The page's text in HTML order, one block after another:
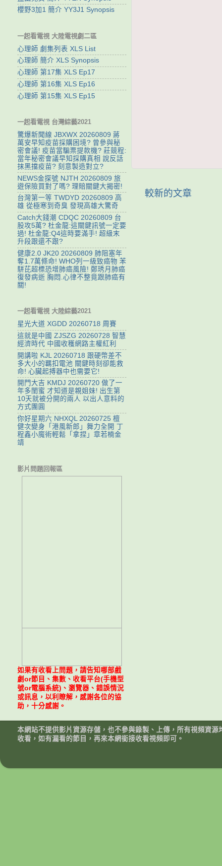
較新的文章
櫻野3加1 簡介 YY3J1 Synopsis
一起看電視 大陸電視劇二區
心理師 劇集列表 XLS List
心理師 簡介 XLS Synopsis
心理師 第17集 XLS Ep17
心理師 第16集 XLS Ep16
心理師 第15集 XLS Ep15
一起看電視 台灣綜藝2021
驚爆新聞線 JBXWX 20260809 蔣
萬安早知疫苗採購困境? 曾參與秘
密會議! 疫苗當騙票提款機? 莊競程:
當年秘密會議早知採購真相 說反話
抹黑擋疫苗? 刻意製造對立?
NEWS金探號 NJTH 20260809 旅
遊保險買對了嗎? 理賠關鍵大揭密!
台灣第一等 TWDYD 20260809 高
雄 從極寒到奇臭 發現高雄大驚奇
Catch大錢潮 CDQC 20260809 台
股攻5萬? 杜金龍:這關鍵訊號一定要
過! 杜金龍:Q4這時要滿手! 超級末
升段跟還不跟?
健康2.0 JK20 20260809 肺阻塞年
奪1.7萬條命! WHO列一級致癌物 苯
駢芘超標恐增肺癌風險! 鄭琇月肺癌
復發病逝 胸悶.心律不整竟跟肺癌有
關!
一起看電視 大陸綜藝2021
星光大道 XGDD 20260718 周賽
這就是中國 ZJSZG 20260728 智慧
經濟時代 中國收穫網路主權紅利
開講啦 KJL 20260718 跟硬幣差不
多大小的羈扣電池 關鍵時刻卻能救
命! 心臟起搏器中也需要它!
開門大吉 KMDJ 20260720 做了一
年多閨蜜 才知道是親姐妹! 出生第
10天就被分開的兩人 以出人意料的
方式團圓
你好星期六 NHXQL 20260725 檀
健次變身「港風新郎」舞力全開 丁
程鑫小魔術輕鬆「拿捏」章若楠金
靖
影片問題回報區
如果有收看上問題，請告知哪部戲
劇or節目、集數、收看平台(手機型
號or電腦系統)、瀏覽器、錯誤情況
或訊息，以利瞭解，感謝各位的協
助，十分感謝。
本網站不提供影片資源存儲，也不參與錄製、上傳，所有視頻資
收看，如有漏看的節目，再來本網銜接收看視頻即可。